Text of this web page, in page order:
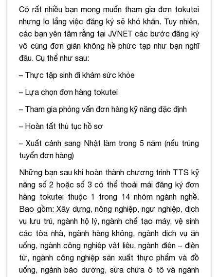
Có rất nhiều bạn mong muốn tham gia đơn tokutei
nhưng lo lắng việc đăng ký sẽ khó khăn. Tuy nhiên,
các bạn yên tâm rằng tại JVNET các bước đăng ký
vô cùng đơn giản không hề phức tạp như bạn nghĩ
đâu. Cụ thể như sau:
– Thực tập sinh đi khám sức khỏe
– Lựa chọn đơn hàng tokutei
– Tham gia phỏng vấn đơn hàng kỹ năng đặc định
– Hoàn tất thủ tục hồ sơ
– Xuất cảnh sang Nhật làm trong 5 năm (nếu trúng
tuyển đơn hàng)
Những bạn sau khi hoàn thành chương trình TTS kỹ
năng số 2 hoặc số 3 có thể thoải mái đăng ký đơn
hàng tokutei thuộc 1 trong 14 nhóm ngành nghề.
Bao gồm: Xây dựng, nông nghiệp, ngư nghiệp, dịch
vụ lưu trú, ngành hộ lý, ngành chế tạo máy, vệ sinh
các tòa nhà, ngành hàng không, ngành dịch vụ ăn
uống, ngành công nghiệp vật liệu, ngành điện – điện
tử, ngành công nghiệp sản xuất thực phẩm và đồ
uống, ngành bảo dưỡng, sửa chữa ô tô và ngành